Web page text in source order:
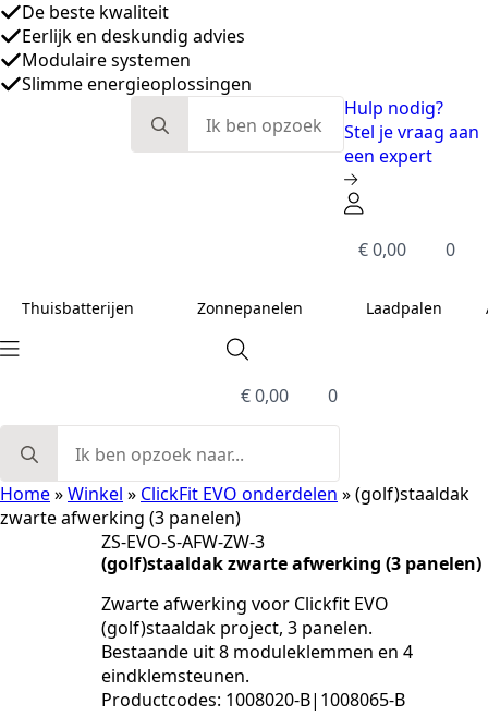
Eerlijk en deskundig advies
Modulaire systemen
Slimme energieoplossingen
De beste kwaliteit
for:
Hulp nodig?
Stel je vraag aan
een expert
€0,00 0
Thuisbatterijen Zonnepanelen Laadpalen
€0,00
0
for:
Home»Winkel » ClickFit EVO onderdelen »(golf)staaldak
zwarte afwerking (3 panelen)
ZS-EVO-S-AFW-ZW-3
(golf)staaldak zwarte afwerking (3 panelen)
Zwarte afwerking voor Clickfit EVO
(golf)staaldak project, 3 panelen.
Bestaande uit 8 moduleklemmen en 4
eindklemsteunen.
Productcodes: 1008020-B|1008065-B